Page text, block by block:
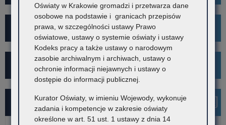
Projekt Kibicuj z Klasą
Kampania społeczna "Ustal z Babcią Hasło"
Najnowsze informacje
Oświaty w Krakowie gromadzi i przetwarza dane
osobowe na podstawie i granicach przepisów
prawa, w szczególności ustawy Prawo
oświatowe, ustawy o systemie oświaty i ustawy
Kodeks pracy a także ustawy o narodowym
zasobie archiwalnym i archiwach, ustawy o
ochronie informacji niejawnych i ustawy o
dostępie do informacji publicznej.
Kurator Oświaty, w imieniu Wojewody, wykonuje
zadania i kompetencje w zakresie oświaty
określone w art. 51 ust. 1 ustawy z dnia 14